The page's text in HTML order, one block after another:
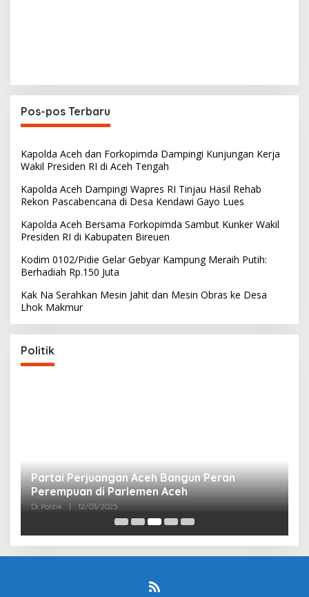
Pos-pos Terbaru
Kapolda Aceh dan Forkopimda Dampingi Kunjungan Kerja
Wakil Presiden RI di Aceh Tengah
Kapolda Aceh Dampingi Wapres RI Tinjau Hasil Rehab
Rekon Pascabencana di Desa Kendawi Gayo Lues
Kapolda Aceh Bersama Forkopimda Sambut Kunker Wakil
Presiden RI di Kabupaten Bireuen
Kodim 0102/Pidie Gelar Gebyar Kampung Meraih Putih:
Berhadiah Rp.150 Juta
Kak Na Serahkan Mesin Jahit dan Mesin Obras ke Desa
Lhok Makmur
Politik
Partai Perjuangan Aceh Bangun Peran
Perempuan di Parlemen Aceh
Di Politik 12/03/2025